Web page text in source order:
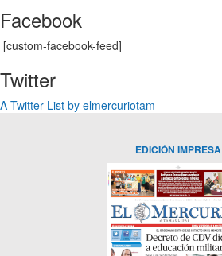
Facebook
[custom-facebook-feed]
Twitter
A Twitter List by elmercuriotam
EDICIÓN IMPRESA